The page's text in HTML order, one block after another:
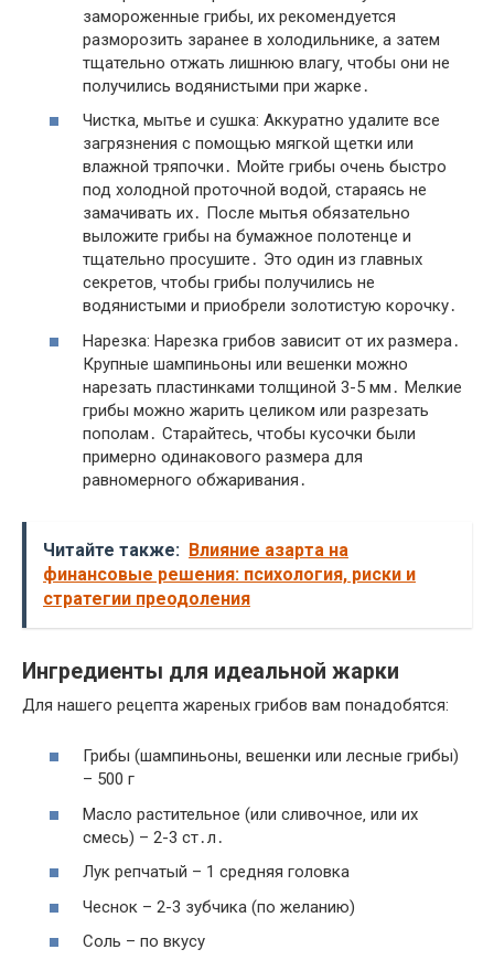
замороженные грибы‚ их рекомендуется
разморозить заранее в холодильнике‚ а затем
тщательно отжать лишнюю влагу‚ чтобы они не
получились водянистыми при жарке․
Чистка‚ мытье и сушка: Аккуратно удалите все
загрязнения с помощью мягкой щетки или
влажной тряпочки․ Мойте грибы очень быстро
под холодной проточной водой‚ стараясь не
замачивать их․ После мытья обязательно
выложите грибы на бумажное полотенце и
тщательно просушите․ Это один из главных
секретов‚ чтобы грибы получились не
водянистыми и приобрели золотистую корочку․
Нарезка: Нарезка грибов зависит от их размера․
Крупные шампиньоны или вешенки можно
нарезать пластинками толщиной 3-5 мм․ Мелкие
грибы можно жарить целиком или разрезать
пополам․ Старайтесь‚ чтобы кусочки были
примерно одинакового размера для
равномерного обжаривания․
Читайте также: Влияние азарта на
финансовые решения: психология, риски и
стратегии преодоления
Ингредиенты для идеальной жарки
Для нашего рецепта жареных грибов вам понадобятся:
Грибы (шампиньоны‚ вешенки или лесные грибы)
– 500 г
Масло растительное (или сливочное‚ или их
смесь) – 2-3 ст․л․
Лук репчатый – 1 средняя головка
Чеснок – 2-3 зубчика (по желанию)
Соль – по вкусу